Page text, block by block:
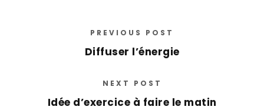
PREVIOUS POST
Diffuser l’énergie
NEXT POST
Idée d’exercice à faire le matin